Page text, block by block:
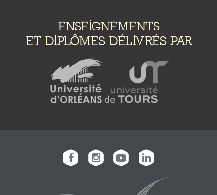
ENSEIGNEMENTS
ET DIPLÔMES DÉLIVRÉS PAR